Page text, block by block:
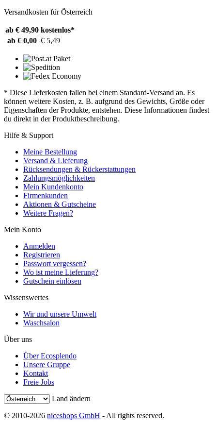
Versandkosten für Österreich
ab € 49,90 kostenlos*
ab € 0,00 € 5,49
* Diese Lieferkosten fallen bei einem Standard-Versand an. Es
können weitere Kosten, z. B. aufgrund des Gewichts, Größe oder
Eigenschaften der Produkte, entstehen. Diese Informationen findest
du direkt in der Produktbeschreibung.
Hilfe & Support
Meine Bestellung
Versand & Lieferung
Rücksendungen & Rückerstattungen
Zahlungsmöglichkeiten
Mein Kundenkonto
Firmenkunden
Aktionen & Gutscheine
Weitere Fragen?
Mein Konto
Anmelden
Registrieren
Passwort vergessen?
Wo ist meine Lieferung?
Gutschein einlösen
Wissenswertes
Wir und unsere Umwelt
Waschsalon
Über uns
Über Ecosplendo
Unsere Gruppe
Kontakt
Freie Jobs
Land ändern
© 2010-2026 niceshops GmbH - All rights reserved.